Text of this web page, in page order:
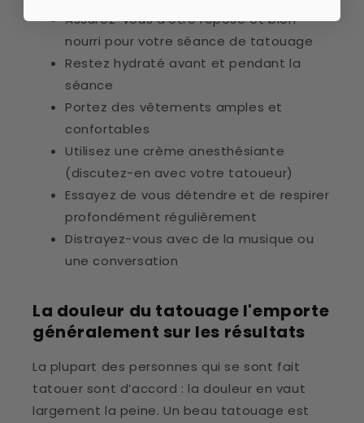
Assurez-vous d'être reposé et bien
nourri pour votre séance de tatouage
Restez hydraté avant et pendant la
séance
Portez des vêtements amples et
confortables
Utilisez une crème anesthésiante
(discutez-en avec votre tatoueur)
Essayez de vous détendre et de respirer
profondément régulièrement
Distrayez-vous avec de la musique ou
une conversation
La douleur du tatouage l'emporte
généralement sur les résultats
La plupart des personnes qui se sont fait
tatouer sont d’accord : la douleur en vaut
largement la peine. Un beau tatouage est